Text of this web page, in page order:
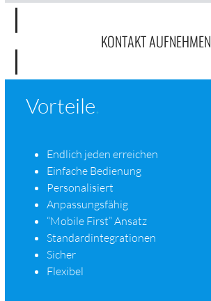
KON­TAKT AUFNEHMEN
Vorteile.
Endlich jeden erre­ichen
Ein­fache Bedi­enung
Per­son­al­isiert
Anpas­sungs­fähig
“Mobile First” Ansatz
Stan­dard­inte­gra­tio­nen
Sich­er
Flex­i­bel